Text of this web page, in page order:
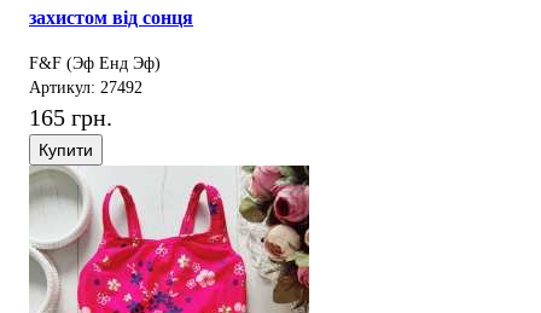
захистом від сонця
F&F (Эф Енд Эф)
Артикул: 27492
165 грн.
Купити